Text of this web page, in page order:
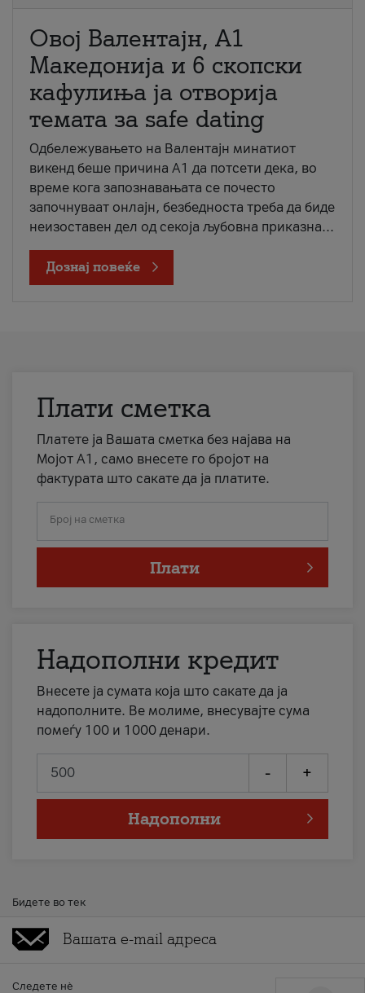
Овој Валентајн, A1
Македонија и 6 скопски
кафулиња ја отворија
темата за safe dating
Одбележувањето на Валентајн минатиот
викенд беше причина А1 да потсети дека, во
време кога запознавањата се почесто
започнуваат онлајн, безбедноста треба да биде
неизоставен дел од секоја љубовна приказна...
Дознај повеќе
Плати сметка
Платете ја Вашата сметка без најава на
Мојот А1, само внесете го бројот на
фактурата што сакате да ја платите.
Број на сметка
Плати
Надополни кредит
Внесете ја сумата која што сакате да ја
надополните. Ве молиме, внесувајте сума
помеѓу 100 и 1000 денари.
- +
Надополни
Бидете во тек
Следете нè